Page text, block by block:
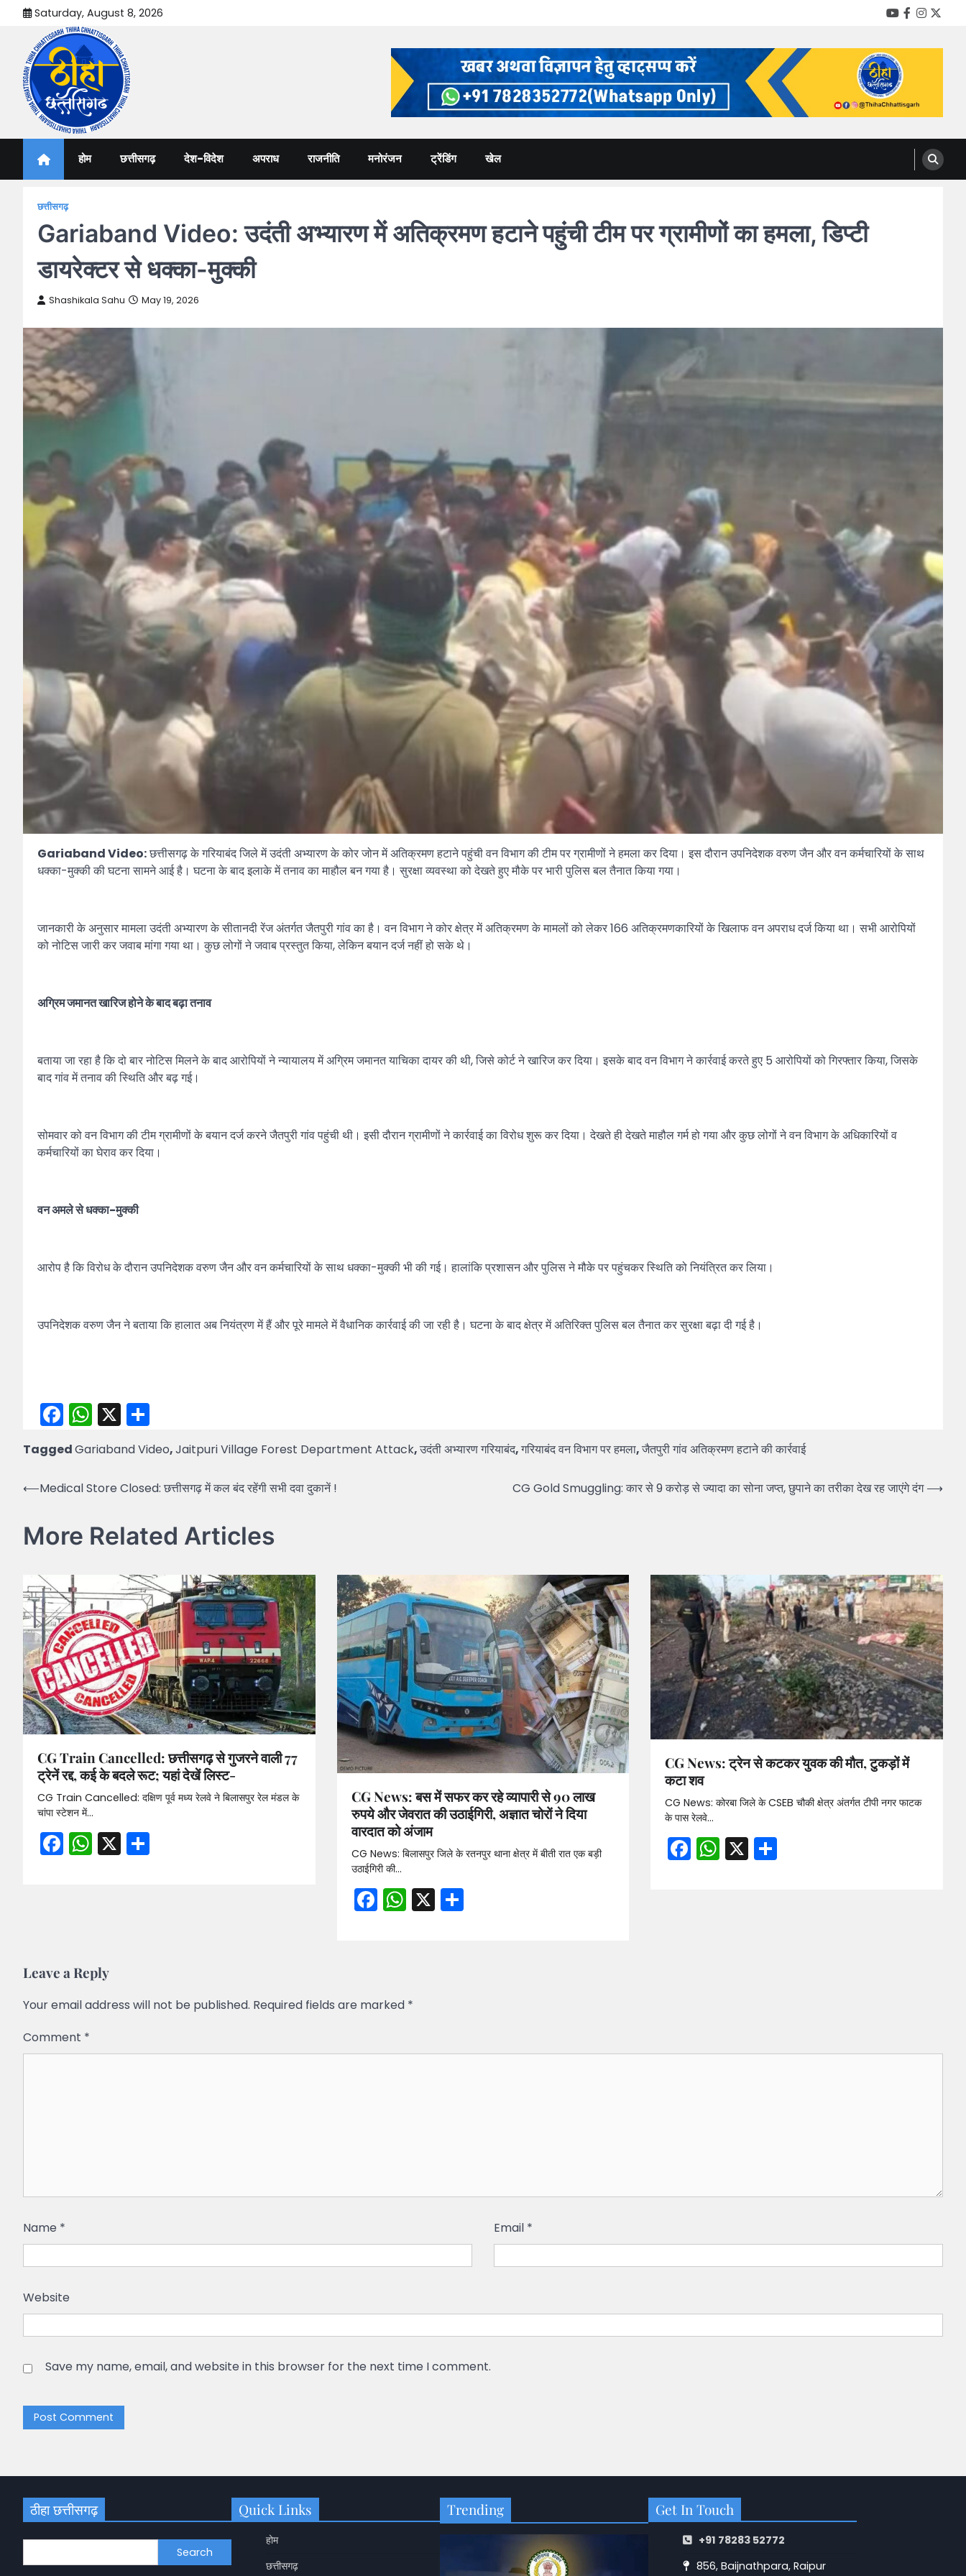
content
Saturday, August 8, 2026 YouTube
Facebook
Thiha Chhattisgarh
होम छत्तीसगढ़ देश-विदेश अपराध राजनीति मनोरंजन ट्रेंडिंग खेल
छत्तीसगढ़
Gariaband Video: उदंती अभ्यारण में अतिक्रमण हटाने पहुंची टीम पर ग्रामीणों का हमला, डिप्टी
डायरेक्टर से धक्का-मुक्की
Shashikala Sahu May 19, 2026
Gariaband Video:छत्तीसगढ़ के गरियाबंद जिले में उदंती अभ्यारण के कोर जोन में अतिक्रमण हटाने पहुंची वन विभाग की टीम पर ग्रामीणों ने हमला कर दिया। इस दौरान उपनिदेशक वरुण जैन और वन कर्मचारियों के साथ
धक्का-मुक्की की घटना सामने आई है। घटना के बाद इलाके में तनाव का माहौल बन गया है। सुरक्षा व्यवस्था को देखते हुए मौके पर भारी पुलिस बल तैनात किया गया।
जानकारी के अनुसार मामला उदंती अभ्यारण के सीतानदी रेंज अंतर्गत जैतपुरी गांव का है। वन विभाग ने कोर क्षेत्र में अतिक्रमण के मामलों को लेकर 166 अतिक्रमणकारियों के खिलाफ वन अपराध दर्ज किया था। सभी आरोपियों
को नोटिस जारी कर जवाब मांगा गया था। कुछ लोगों ने जवाब प्रस्तुत किया, लेकिन बयान दर्ज नहीं हो सके थे।
अग्रिम जमानत खारिज होने के बाद बढ़ा तनाव
बताया जा रहा है कि दो बार नोटिस मिलने के बाद आरोपियों ने न्यायालय में अग्रिम जमानत याचिका दायर की थी, जिसे कोर्ट ने खारिज कर दिया। इसके बाद वन विभाग ने कार्रवाई करते हुए 5 आरोपियों को गिरफ्तार किया, जिसके
बाद गांव में तनाव की स्थिति और बढ़ गई।
सोमवार को वन विभाग की टीम ग्रामीणों के बयान दर्ज करने जैतपुरी गांव पहुंची थी। इसी दौरान ग्रामीणों ने कार्रवाई का विरोध शुरू कर दिया। देखते ही देखते माहौल गर्म हो गया और कुछ लोगों ने वन विभाग के अधिकारियों व
कर्मचारियों का घेराव कर दिया।
वन अमले से धक्का-मुक्की
आरोप है कि विरोध के दौरान उपनिदेशक वरुण जैन और वन कर्मचारियों के साथ धक्का-मुक्की भी की गई। हालांकि प्रशासन और पुलिस ने मौके पर पहुंचकर स्थिति को नियंत्रित कर लिया।
उपनिदेशक वरुण जैन ने बताया कि हालात अब नियंत्रण में हैं और पूरे मामले में वैधानिक कार्रवाई की जा रही है। घटना के बाद क्षेत्र में अतिरिक्त पुलिस बल तैनात कर सुरक्षा बढ़ा दी गई है।
Facebook
WhatsApp
X
TaggedGariaband Video,Jaitpuri Village Forest Department Attack,उदंती अभ्यारण गरियाबंद,गरियाबंद वन विभाग पर हमला,जैतपुरी गांव अतिक्रमण हटाने की कार्रवाई
Post
⟵Medical Store Closed: छत्तीसगढ़ में कल बंद रहेंगी सभी दवा दुकानें ! CG Gold Smuggling: कार से 9 करोड़ से ज्यादा का सोना जप्त, छुपाने का तरीका देख रह जाएंगे दंग⟶
More Related Articles
CG Train Cancelled: छत्तीसगढ़ से गुजरने वाली 77
ट्रेनें रद्द, कई के बदले रूट; यहां देखें लिस्ट-
CG Train Cancelled: दक्षिण पूर्व मध्य रेलवे ने बिलासपुर रेल मंडल के
चांपा स्टेशन में…
Facebook
WhatsApp
X
CG News: बस में सफर कर रहे व्यापारी से 90 लाख
रुपये और जेवरात की उठाईगिरी, अज्ञात चोरों ने दिया
वारदात को अंजाम
CG News: बिलासपुर जिले के रतनपुर थाना क्षेत्र में बीती रात एक बड़ी
उठाईगिरी की…
Facebook
WhatsApp
X Share
CG News: ट्रेन से कटकर युवक की मौत, टुकड़ों में
कटा शव
CG News: कोरबा जिले के CSEB चौकी क्षेत्र अंतर्गत टीपी नगर फाटक
के पास रेलवे…
Facebook
WhatsApp
X
Leave a Reply
Your email address will not be published. Required fields are marked *
Comment *
Name * Email *
Website
Save my name, email, and website in this browser for the next time I comment.
ठीहा छत्तीसगढ़
Search
Quick Links
होम
छत्तीसगढ़
Trending Get In Touch
+91 78283 52772
856, Baijnathpara, Raipur